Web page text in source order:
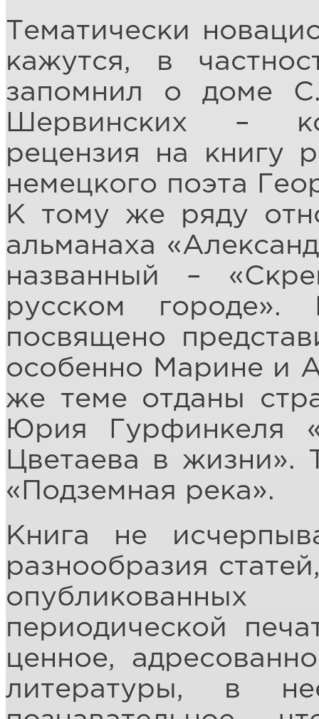
Тематически
кажутся, в
запомнил о доме
Шервинских –
рецензия на книгу
немецкого поэта
К тому же ряду
альманаха
названный –
русском
посвящено
особенно Марине и
же теме отданы
Юрия Гурфинкеля
Цветаева в жизни».
«Подземная река».
Книга не
разнообразия
периодической
ценное,
литературы, в